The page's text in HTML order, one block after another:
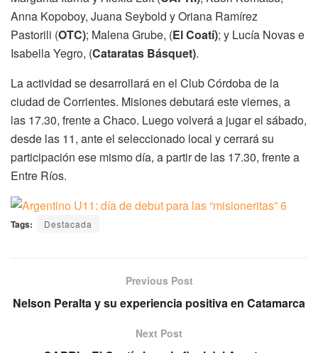
Anna Kopoboy, Juana Seybold y Oriana Ramírez
Pastorili (OTC); Malena Grube, (El Coatí); y Lucía Novas e
Isabella Yegro, (Cataratas Básquet).
La actividad se desarrollará en el Club Córdoba de la
ciudad de Corrientes. Misiones debutará este viernes, a
las 17.30, frente a Chaco. Luego volverá a jugar el sábado,
desde las 11, ante el seleccionado local y cerrará su
participación ese mismo día, a partir de las 17.30, frente a
Entre Ríos.
Tags: Destacada
Previous Post
Nelson Peralta y su experiencia positiva en Catamarca
Next Post